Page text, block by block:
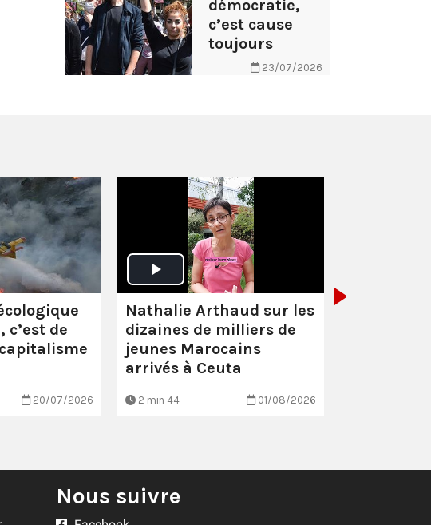
démocratie,
c’est cause
toujours
23/07/2026
c’est de
20/07/2026
Nathalie Arthaud sur les
dizaines de milliers de
jeunes Marocains
arrivés à Ceuta
2 min 44 01/08/2026
Nous suivre